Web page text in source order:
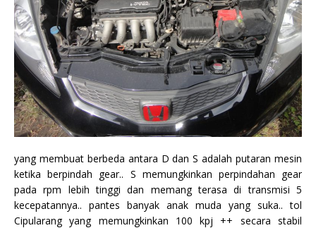
yang membuat berbeda antara D dan S adalah putaran mesin
ketika berpindah gear.. S memungkinkan perpindahan gear
pada rpm lebih tinggi dan memang terasa di transmisi 5
kecepatannya.. pantes banyak anak muda yang suka.. tol
Cipularang yang memungkinkan 100 kpj ++ secara stabil